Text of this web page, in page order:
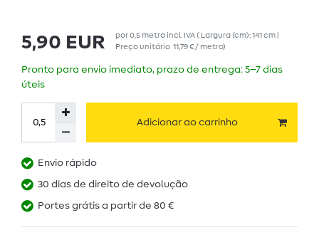
5,90 EUR por0,5 metro incl. IVA( Largura (cm): 141 cm |
Preço unitário 11,79 € / metro)
Pronto para envio imediato, prazo de entrega: 5–7 dias
úteis
Adicionar ao carrinho
Envio rápido
30 dias de direito de devolução
Portes grátis a partir de 80 €